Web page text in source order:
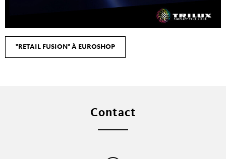
"RETAIL FUSION" À EUROSHOP
Contact